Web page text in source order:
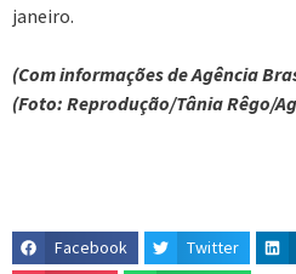
janeiro.
(Com informações de Agência
(Foto: Reprodução/Tânia Rêgo/
Facebook Twitter